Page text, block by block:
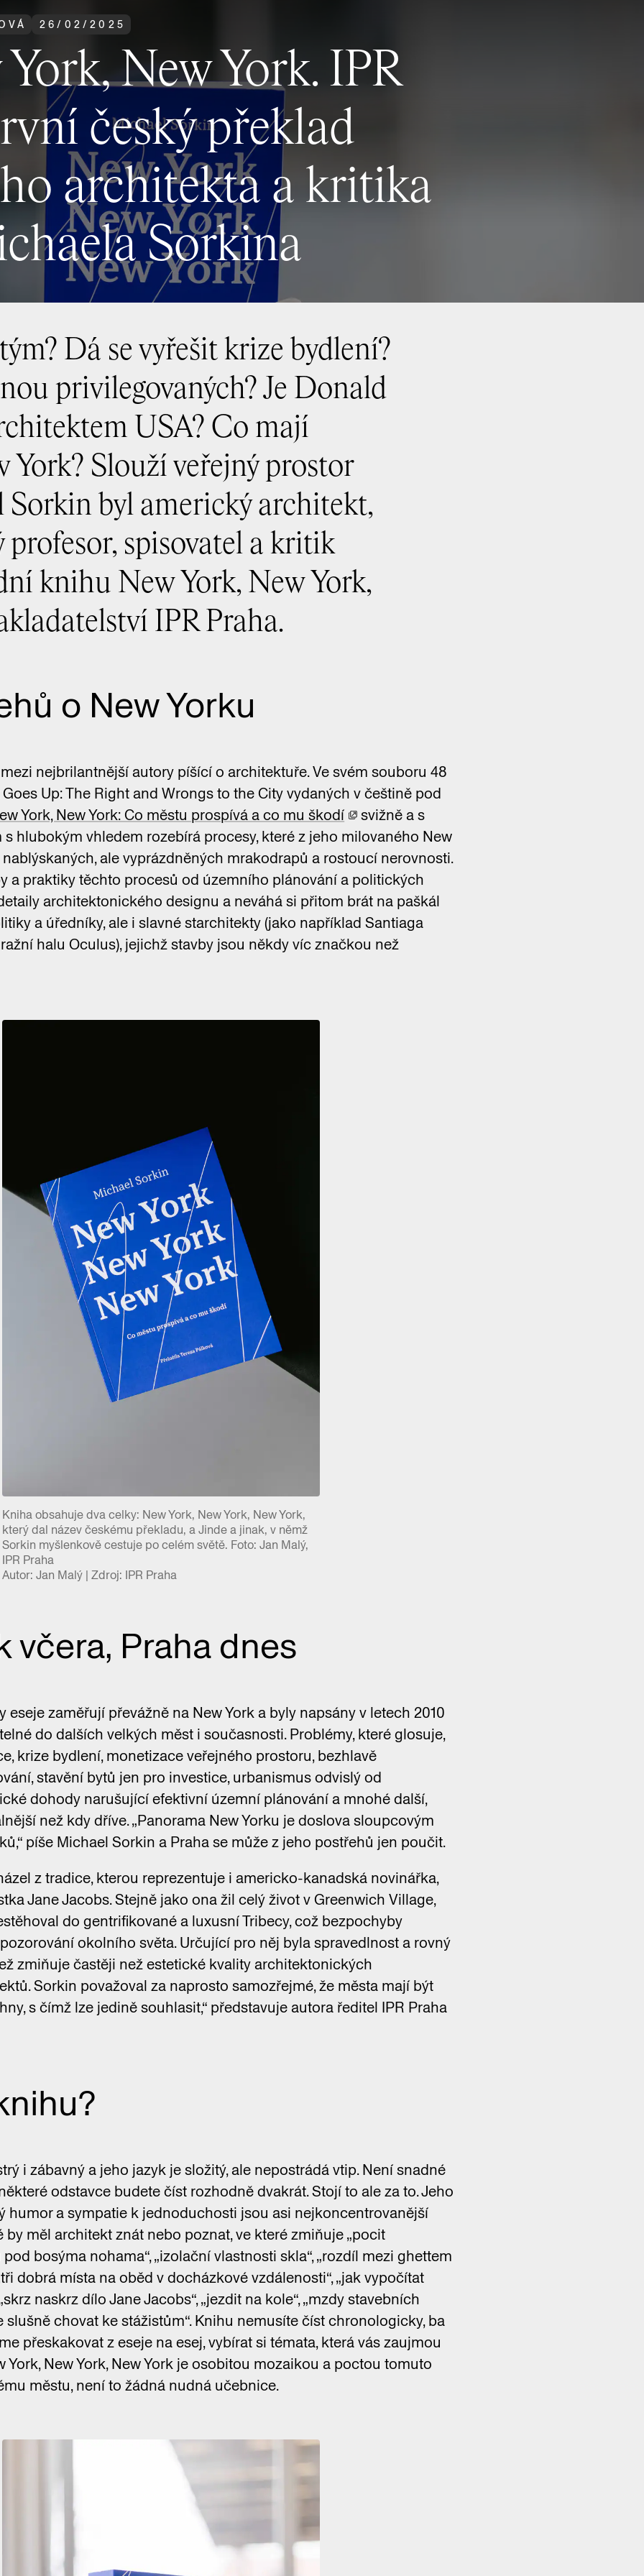
26/ 02/2025
New York. IPR
český překlad
architekta a kritika
Sorkina
Dá se vyřešit krize bydlení?
privilegovaných? Je Donald
USA? Co mají
York? Slouží veřejný prostor
Sorkin byl americký architekt,
profesor, spisovatel a kritik
knihu New York, New York,
IPR Praha.
o New Yorku
nejbrilantnější autory píšící o architektuře. Ve svém souboru 48
Up: The Right and Wrongs to the City vydaných v češtině pod
York, New York: Co městu prospívá a co mu škodí
svižně a s
hlubokým vhledem rozebírá procesy, které z jeho milovaného New
ale vyprázdněných mrakodrapů a rostoucí nerovnosti.
a praktiky těchto procesů od územního plánování a politických
architektonického designu a neváhá si přitom brát na paškál
a úředníky, ale i slavné starchitekty (jako například Santiaga
halu Oculus), jejichž stavby jsou někdy víc značkou než
Kniha obsahuje dva celky: New York, New York, New York,
který dal název českému překladu, a Jinde a jinak, v němž
Sorkin myšlenkově cestuje po celém světě. Foto: Jan Malý,
IPR Praha
Autor: Jan Malý | Zdroj: IPR Praha
včera, Praha dnes
eseje zaměřují převážně na New York a byly napsány v letech 2010
do dalších velkých měst i současnosti. Problémy, které glosuje,
krize bydlení, monetizace veřejného prostoru, bezhlavě
stavění bytů jen pro investice, urbanismus odvislý od
dohody narušující efektivní územní plánování a mnohé další,
než kdy dříve. „Panorama New Yorku je doslova sloupcovým
píše Michael Sorkin a Praha se může z jeho postřehů jen poučit.
z tradice, kterou reprezentuje i americko-kanadská novinářka,
Jane Jacobs. Stejně jako ona žil celý život v Greenwich Village,
do gentrifikované a luxusní Tribecy, což bezpochyby
okolního světa. Určující pro něj byla spravedlnost a rovný
zmiňuje častěji než estetické kvality architektonických
Sorkin považoval za naprosto samozřejmé, že města mají být
s čímž lze jedině souhlasit,“ představuje autora ředitel IPR Praha
i zábavný a jeho jazyk je složitý, ale nepostrádá vtip. Není snadné
odstavce budete číst rozhodně dvakrát. Stojí to ale za to. Jeho
humor a sympatie k jednoduchosti jsou asi nejkoncentrovanější
by měl architekt znát nebo poznat, ve které zmiňuje „pocit
bosýma nohama“, „izolační vlastnosti skla“, „rozdíl mezi ghettem
dobrá místa na oběd v docházkové vzdálenosti“, „jak vypočítat
naskrz dílo Jane Jacobs“, „jezdit na kole“, „mzdy stavebních
slušně chovat ke stážistům“. Knihu nemusíte číst chronologicky, ba
přeskakovat z eseje na esej, vybírat si témata, která vás zaujmou
York, New York, New York je osobitou mozaikou a poctou tomuto
městu, není to žádná nudná učebnice.